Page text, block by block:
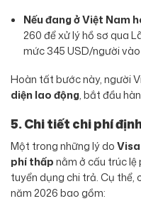
Nếu đang ở Việt Nam
260 để xử lý hồ sơ qua
mức 345 USD/người
Hoàn tất bước này, người
diện lao động, bắt đầu
5. Chi tiết chi phí
Một trong những lý doVisa
phí thấpnằm ở cấu trúc lệ
tuyển dụng chi trả. Cụ thể,
năm 2026 bao gồm: